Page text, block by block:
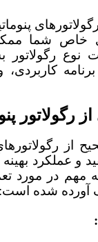
خاص شما
نوع رگولاتور
رگولاتور
از
و عملکرد
مهم در مورد
آورده شده است: